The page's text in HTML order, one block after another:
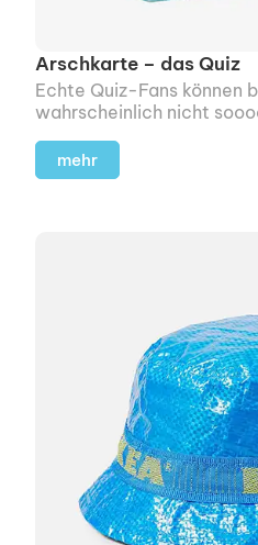
Arschkarte – das Quiz
Echte Quiz-Fans können
wahrscheinlich nicht
mehr